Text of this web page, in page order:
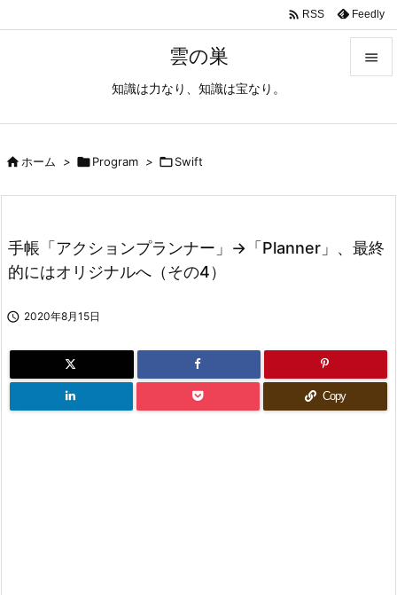
雲の巣
知識は力なり、知識は宝なり。

次へ
 RSS Feedly
ホーム > Program > Swift
手帳「アクションプランナー」→「Planner」、最終
的にはオリジナルへ（その4）
 2020年8月15日
Copy